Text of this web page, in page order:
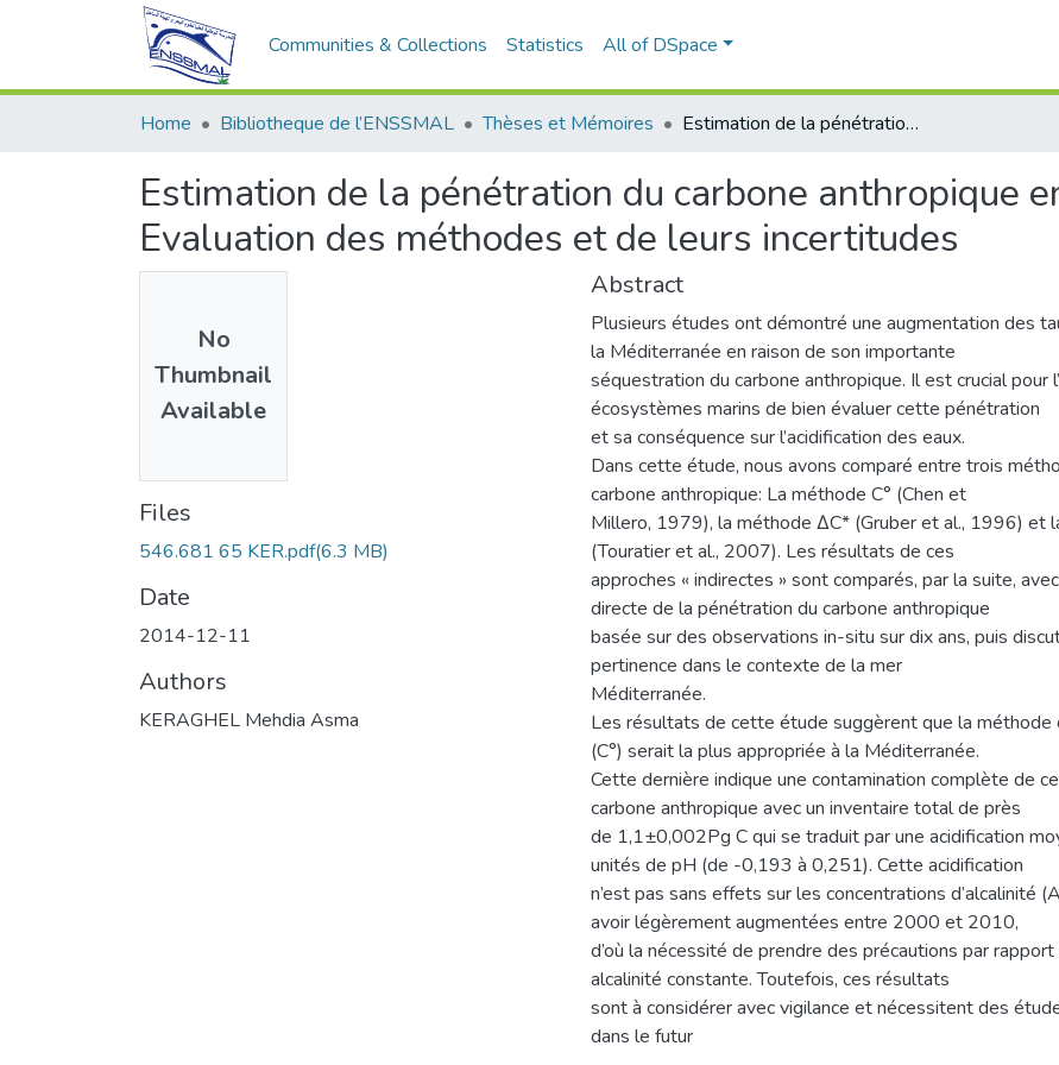
Communities & Collections Statistics All of DSpace
Home Bibliotheque de l’ENSSMAL Thèses et Mémoires Estimation de la pénétration du carbone anthropique en Méditerranée : Evaluation des méthodes et de leurs incertitudes
Estimation de la pénétration du carbone anthropique
Evaluation des méthodes et de leurs incertitudes
No
Thumbnail
Available
Files
546.681 65 KER.pdf(6.3 MB)
Date
2014-12-11
Authors
KERAGHEL Mehdia Asma
Abstract
Plusieurs études ont démontré une augmentation des
la Méditerranée en raison de son importante
séquestration du carbone anthropique. Il est crucial pour
écosystèmes marins de bien évaluer cette pénétration
et sa conséquence sur l’acidification des eaux.
Dans cette étude, nous avons comparé entre trois
carbone anthropique: La méthode C° (Chen et
Millero, 1979), la méthode ΔC* (Gruber et al., 1996) et
(Touratier et al., 2007). Les résultats de ces
approches « indirectes » sont comparés, par la suite,
directe de la pénétration du carbone anthropique
basée sur des observations in-situ sur dix ans, puis
pertinence dans le contexte de la mer
Méditerranée.
Les résultats de cette étude suggèrent que la méthode
(C°) serait la plus appropriée à la Méditerranée.
Cette dernière indique une contamination complète de
carbone anthropique avec un inventaire total de près
de 1,1±0,002Pg C qui se traduit par une acidification
unités de pH (de -0,193 à 0,251). Cette acidification
n’est pas sans effets sur les concentrations d’alcalinité
avoir légèrement augmentées entre 2000 et 2010,
d’où la nécessité de prendre des précautions par rapport
alcalinité constante. Toutefois, ces résultats
sont à considérer avec vigilance et nécessitent des
dans le futur